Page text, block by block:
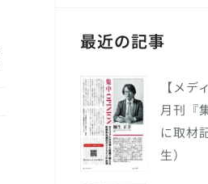
最近の記事
【メ
月刊『
に取材
生）